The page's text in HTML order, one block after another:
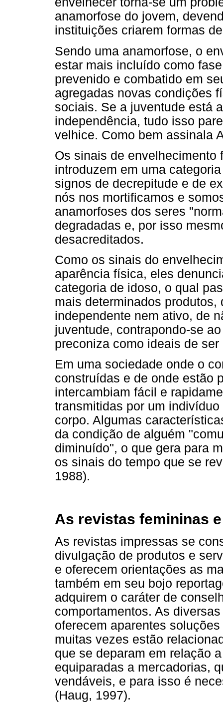
anamorfose do jovem,
instituições criarem formas
Sendo uma anamorfose, o
estar mais incluído como
prevenido e combatido em
agregadas novas condições
sociais. Se a juventude está
independência, tudo isso
velhice. Como bem assinala
Os sinais de envelhecimento
introduzem em uma
signos de decrepitude e de
nós nos mortificamos e
anamorfoses dos seres
degradadas e, por isso
desacreditados.
Como os sinais do
aparência física, eles
categoria de idoso, o qual
mais determinados
independente nem ativo, de
juventude, contrapondo-se
preconiza como ideais de ser
Em uma sociedade onde o
construídas e de onde estão
intercambiam fácil e
transmitidas por um
corpo. Algumas
da condição de alguém
diminuído", o que gera para
os sinais do tempo que se
1988).
As revistas femininas
As revistas impressas se
divulgação de produtos e
e oferecem orientações as
também em seu bojo
adquirem o caráter de
comportamentos. As
oferecem aparentes
muitas vezes estão
que se deparam em relação
equiparadas a mercadorias,
vendáveis, e para isso é
(Haug, 1997).